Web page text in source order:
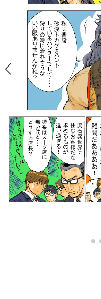
ー
ツ
SADA
の
公
式
ー
ツ
の
公
式